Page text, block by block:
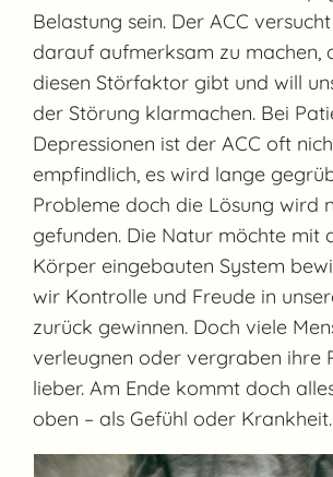
Belastung sein. Der ACC
darauf aufmerksam zu machen,
diesen Störfaktor gibt und will
der Störung klarmachen. Bei
Depressionen ist der ACC oft
empfindlich, es wird lange
Probleme doch die Lösung wird
gefunden. Die Natur möchte mit
Körper eingebauten System
wir Kontrolle und Freude in
zurück gewinnen. Doch viele
verleugnen oder vergraben ihre
lieber. Am Ende kommt doch
oben – als Gefühl oder Krankheit.